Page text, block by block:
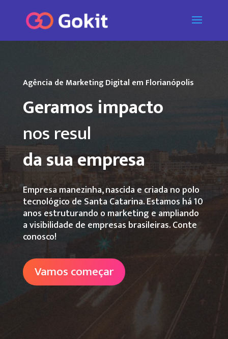
Agência de Marketing Digital em Florianópolis
Geramos impacto
nas vendas
da sua empresa
Empresa manezinha, nascida e criada no polo
tecnológico de Santa Catarina. Estamos há 10
anos estruturando o marketing e ampliando
a visibilidade de empresas brasileiras. Conte
conosco!
Vamos começar